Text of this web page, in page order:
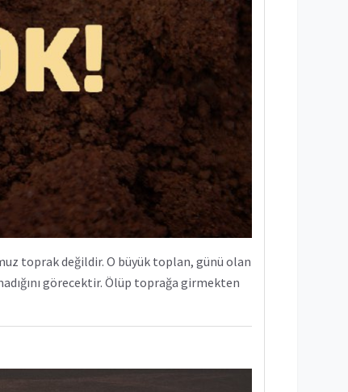
toprak değildir. O büyük toplan, günü olan
görecektir. Ölüp toprağa girmekten